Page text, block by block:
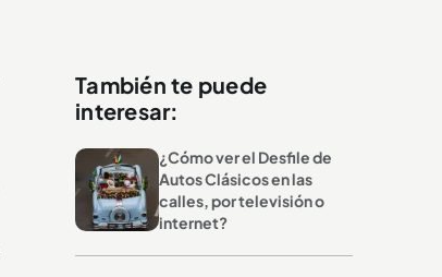
También te puede
interesar:
¿Cómo ver el Desfile de
Autos Clásicos en las
calles, por televisión o
internet?